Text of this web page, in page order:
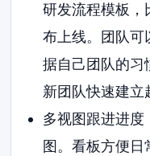
研发流程模板，
布上线。团队可
据自己团队的习
新团队快速建立
多视图跟进进度
图。看板方便